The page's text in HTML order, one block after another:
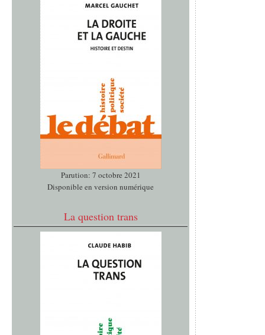
Parution: 7 octobre 2021
Disponible en version numérique
La question trans